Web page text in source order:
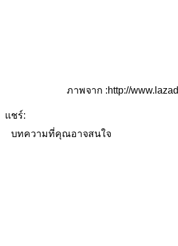
ภาพจาก :http://
แชร์:
บทความที่คุณอาจสนใจ